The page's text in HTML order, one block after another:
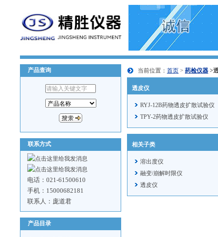
产品查询
联系方式
电话：021-61500610
手机：15000682181
联系人：庞道君
产品目录
当前位置： 首页 > 药检仪器 >
透皮仪
RYJ-12B药物透皮扩散试验仪
TPY-2药物透皮扩散试验仪
相关子类
溶出度仪
融变/崩解时限仪
透皮仪